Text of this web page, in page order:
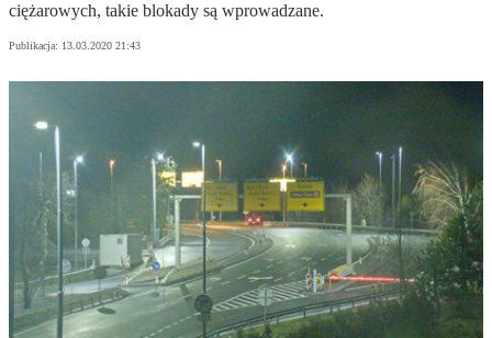
ciężarowych, takie blokady są wprowadzane.
Publikacja: 13.03.2020 21:43